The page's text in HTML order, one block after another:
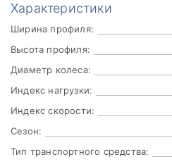
Характеристики
Ширина профиля:
Высота профиля:
Диаметр колеса:
Индекс нагрузки:
Индекс скорости:
Сезон:
Тип транспортного средства: